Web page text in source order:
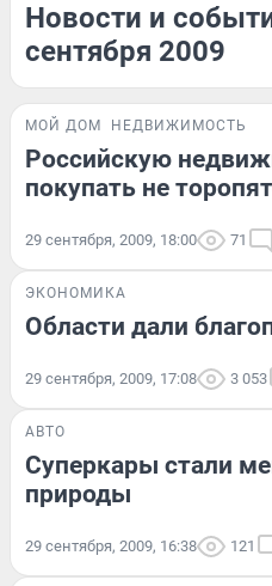
Новости и
сентября 2009
МОЙ ДОМ НЕДВИЖИМОСТЬ
Российскую
покупать не
29 сентября, 2009, 18:00 71
ЭКОНОМИКА
Области дали
29 сентября, 2009, 17:08 3 053
АВТО
Суперкары стали
природы
29 сентября, 2009, 16:38 121